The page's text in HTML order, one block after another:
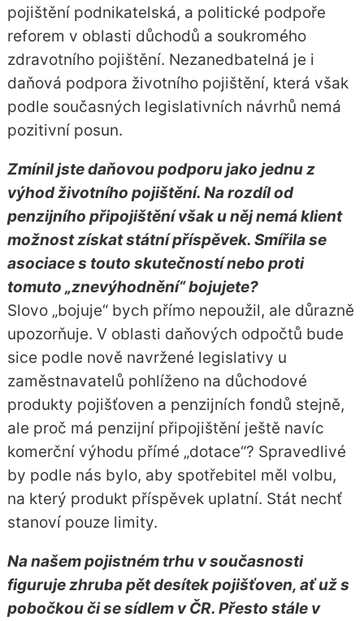
pojištění podnikatelská, a politické podpoře
reforem v oblasti důchodů a soukromého
zdravotního pojištění. Nezanedbatelná je i
daňová podpora životního pojištění, která však
podle současných legislativních návrhů nemá
pozitivní posun.
Zmínil jste daňovou podporu jako jednu z
výhod životního pojištění. Na rozdíl od
penzijního připojištění však u něj nemá klient
možnost získat státní příspěvek. Smířila se
asociace s touto skutečností nebo proti
tomuto „znevýhodnění“ bojujete?
Slovo „bojuje“ bych přímo nepoužil, ale důrazně
upozorňuje. V oblasti daňových odpočtů bude
sice podle nově navržené legislativy u
zaměstnavatelů pohlíženo na důchodové
produkty pojišťoven a penzijních fondů stejně,
ale proč má penzijní připojištění ještě navíc
komerční výhodu přímé „dotace“? Spravedlivé
by podle nás bylo, aby spotřebitel měl volbu,
na který produkt příspěvek uplatní. Stát nechť
stanoví pouze limity.
Na našem pojistném trhu v současnosti
figuruje zhruba pět desítek pojišťoven, ať už s
pobočkou či se sídlem v ČR. Přesto stále v